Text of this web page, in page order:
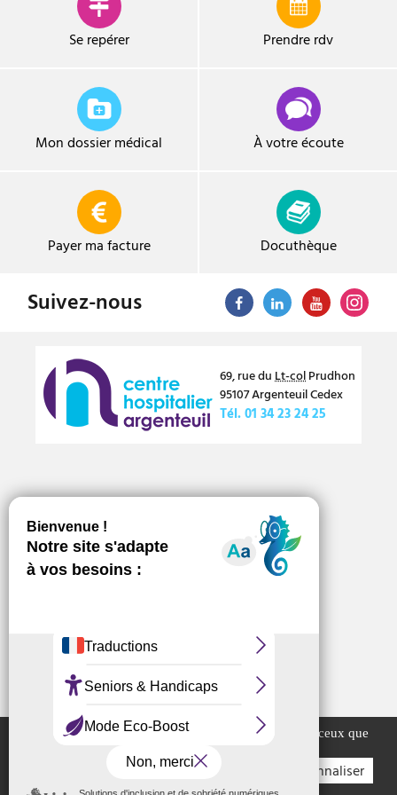
Se repérer Prendre rdv
Mon dossier médical À votre écoute
Payer ma facture Docuthèque
Suivez-nous
69, rue du Lt-colPrudhon
95107ArgenteuilCedex
Tél.01 34 23 24 25
Numéros d’urgence
Offres d’emploi
Marchés publics
Plan du site Mentions légales Crédits Accessibilité Gérer les cookies..
Ce site utilise des cookies et vous donne le contrôle sur ceux que
Tout accepter Tout refuser Personnaliser